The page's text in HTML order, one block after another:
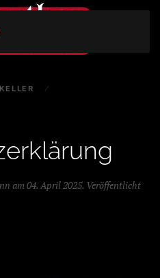
am 04. April 2025. Veröffentlicht